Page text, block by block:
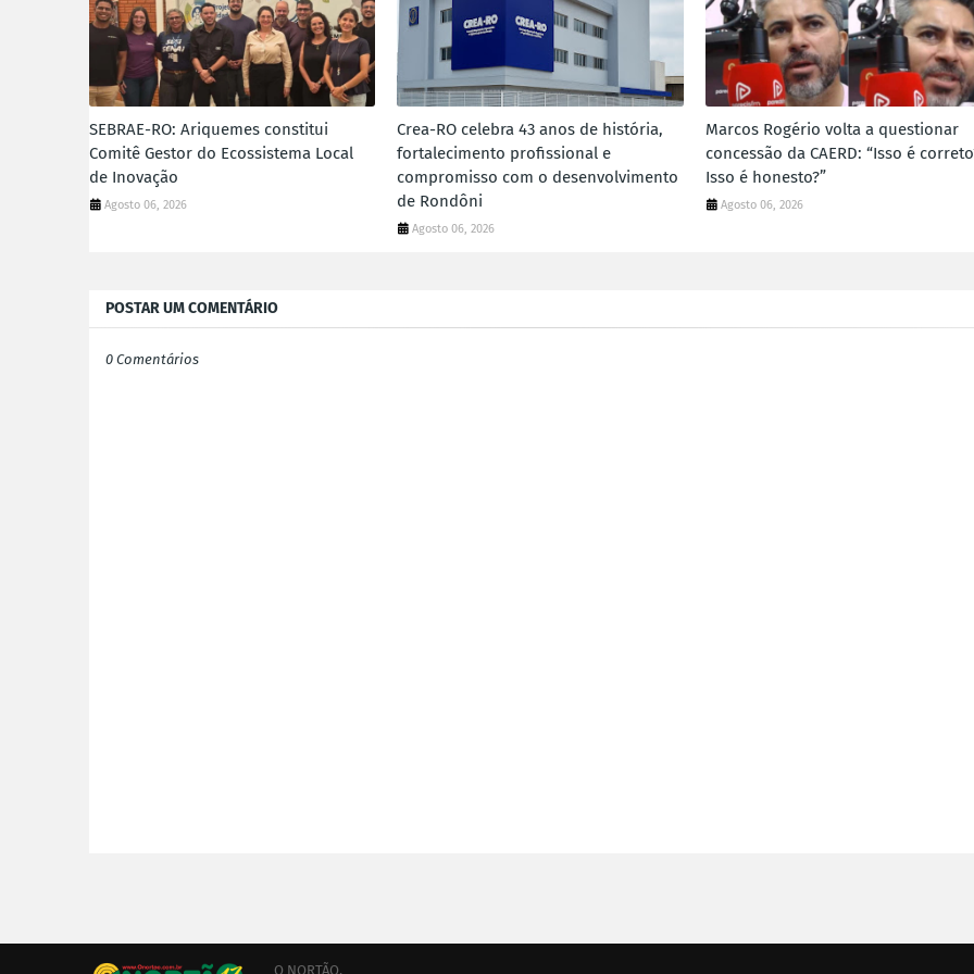
SEBRAE-RO: Ariquemes constitui
Comitê Gestor do Ecossistema Local
de Inovação
Agosto 06, 2026
Crea-RO celebra 43 anos de história,
fortalecimento profissional e
compromisso com o desenvolvimento
de Rondôni
Agosto 06, 2026
Marcos Rogério volta a questionar
concessão da CAERD: “Isso é
Isso é honesto?”
Agosto 06, 2026
POSTAR UM COMENTÁRIO
0 Comentários
O NORTÃO,